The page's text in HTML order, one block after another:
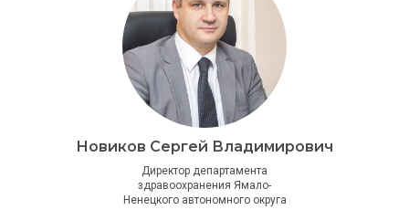
Новиков Сергей Владимирович
Директор департамента
здравоохранения Ямало-
Ненецкого автономного округа